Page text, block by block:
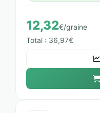
12,32€/graine
Total : 36,97€